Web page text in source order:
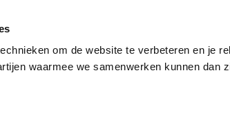
om de website te verbeteren en je
waarmee we samenwerken kunnen dan
en tv